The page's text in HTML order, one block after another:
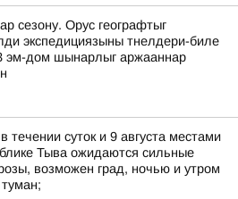
сезону. Орус географтыг
экспедициязыны тнелдери-биле
эм-дом шынарлыг аржааннар
течении суток и 9 августа местами
Тыва ожидаются сильные
возможен град, ночью и утром